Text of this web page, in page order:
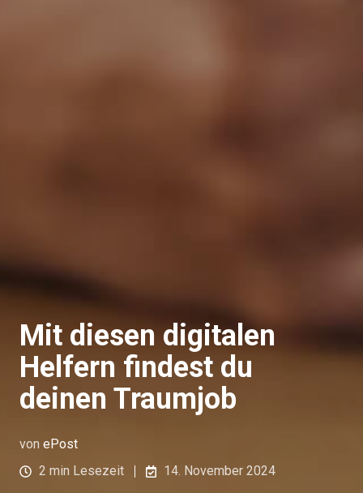
Mit diesen digitalen
Helfern findest du
deinen Traumjob
von ePost
2 min Lesezeit
14. November 2024